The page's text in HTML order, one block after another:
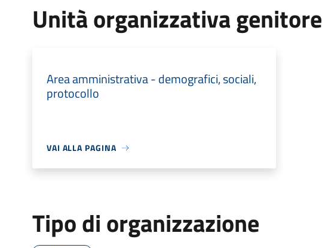
Unità organizzativa genitore
Area amministrativa - demografici, sociali,
protocollo
VAI ALLA PAGINA
Tipo di organizzazione